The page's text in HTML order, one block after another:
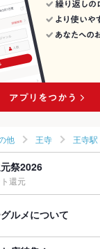
他 王寺 王寺駅
祭2026
還元
ルメについて